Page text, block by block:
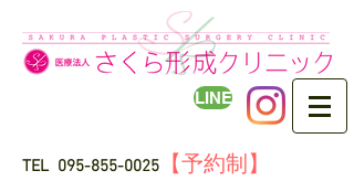
LINE
TEL 095-855-0025 【予約制】